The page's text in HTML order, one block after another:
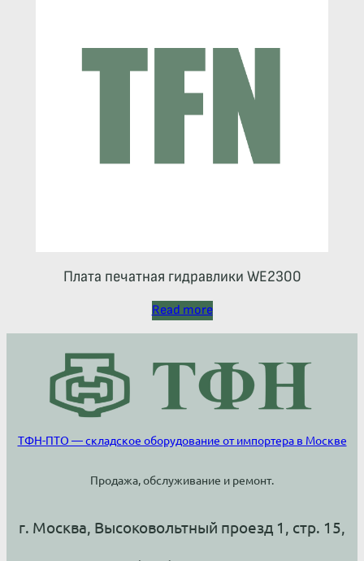
Плата печатная гидравлики WE2300
Read more
ТФН-ПТО — складское оборудование от импортера в Москве
Продажа, обслуживание и ремонт.
г. Москва, Высоковольтный проезд 1, стр. 15,